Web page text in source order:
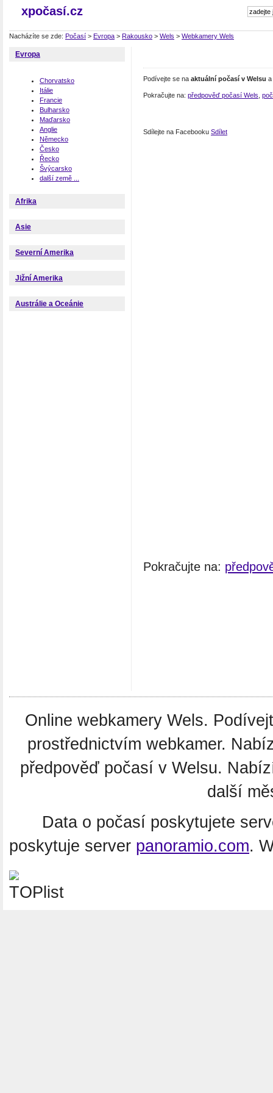
xpočasí.cz
Nacházíte se zde: Počasí > Evropa > Rakousko > Wels > Webkamery Wels
Evropa
Chorvatsko
Itálie
Francie
Bulharsko
Maďarsko
Anglie
Německo
Česko
Řecko
Švýcarsko
další země ...
Afrika
Asie
Severní Amerika
Jižní Amerika
Austrálie a Oceánie
Podívejte se na aktuální počasí v Welsu a
Pokračujte na: předpověď počasí Wels
Sdílejte na Facebooku Sdílet
Pokračujte na:
Online webkamery Wels.
prostřednictvím webkamer.
předpověď počasí v Welsu.
další
Data o počasí poskytujete
poskytuje server panoramio.com.